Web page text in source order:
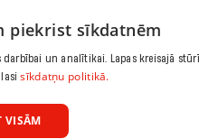
piekrist sīkdatnēm
darbībai un analītikai. Lapas kreisajā
lasisīkdatņu politikā.
VISĀM